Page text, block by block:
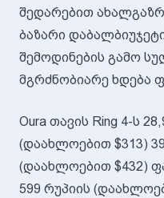
შედარებით
ბაზარი
შემოდინების გამო
მგრძნობიარე ხდება
Oura თავის Ring 4-ს
(დაახლოებით $313)
(დაახლოებით $432)
599 რუპიის